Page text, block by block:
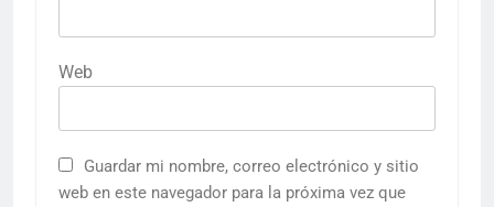
Web
Guardar mi nombre, correo electrónico y sitio
web en este navegador para la próxima vez que